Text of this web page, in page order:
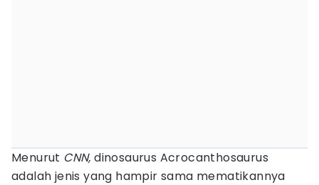
Menurut CNN,dinosaurus Acrocanthosaurus
adalah jenis yang hampir sama mematikannya